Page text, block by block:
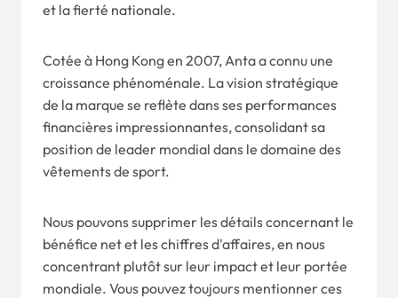
et la fierté nationale.
Cotée à Hong Kong en 2007, Anta a connu une
croissance phénoménale. La vision stratégique
de la marque se reflète dans ses performances
financières impressionnantes, consolidant sa
position de leader mondial dans le domaine des
vêtements de sport.
Nous pouvons supprimer les détails concernant le
bénéfice net et les chiffres d'affaires, en nous
concentrant plutôt sur leur impact et leur portée
mondiale. Vous pouvez toujours mentionner ces